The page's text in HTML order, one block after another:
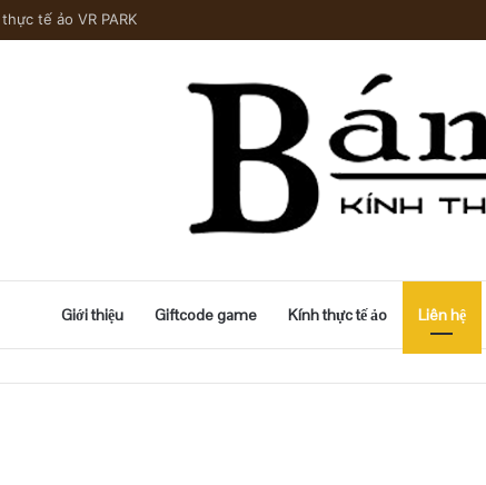
tế ảo VR PARK
Giới thiệu Giftcode game Kính thực tế ảo Liên hệ